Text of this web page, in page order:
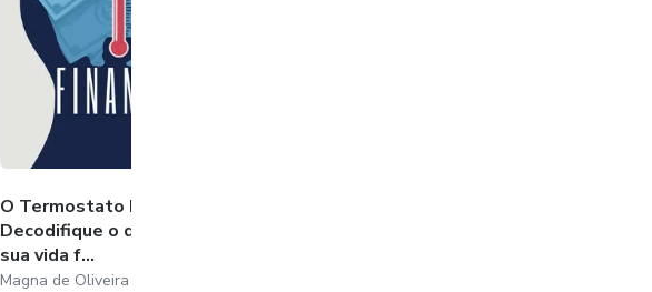
O Termostato Invisível:
Decodifique o que trava a
sua vida f...
Magna de Oliveira Melo